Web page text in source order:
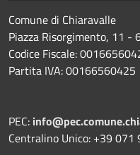
Comune di Chiaravalle
Piazza Risorgimento, 11 -
Codice Fiscale:
Partita IVA: 00166560425
PEC:
Centralino Unico: +39 071